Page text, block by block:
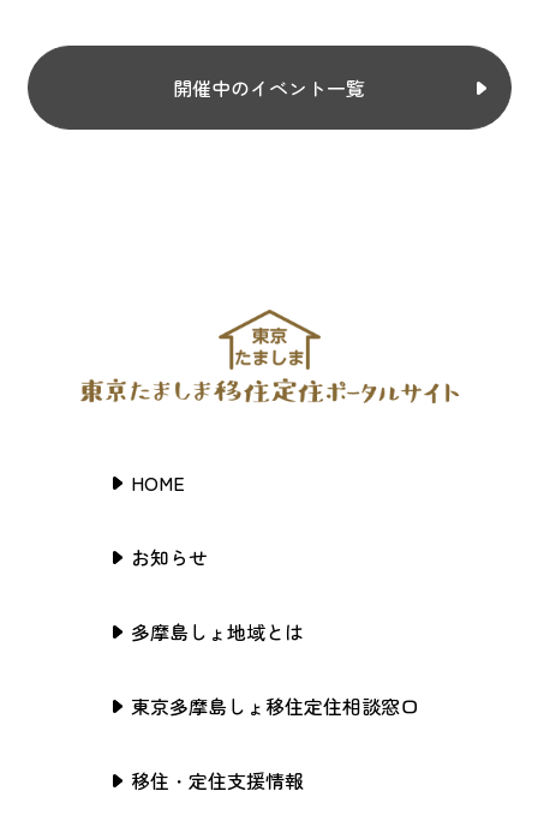
開催中のイベント一覧
HOME
お知らせ
多摩島しょ地域とは
東京多摩島しょ移住定住相談窓口
移住・定住支援情報